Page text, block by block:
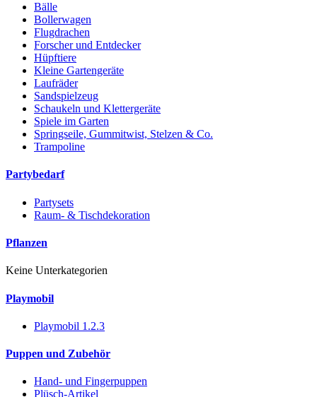
Bälle
Bollerwagen
Flugdrachen
Forscher und Entdecker
Hüpftiere
Kleine Gartengeräte
Laufräder
Sandspielzeug
Schaukeln und Klettergeräte
Spiele im Garten
Springseile, Gummitwist, Stelzen & Co.
Trampoline
Partybedarf
Partysets
Raum- & Tischdekoration
Pflanzen
Keine Unterkategorien
Playmobil
Playmobil 1.2.3
Puppen und Zubehör
Hand- und Fingerpuppen
Plüsch-Artikel